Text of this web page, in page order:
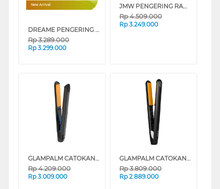
New Arrival
DREAME PENGERING RAMBUT HAIR DRYER POCKET UNI SERIES
Rp3.289.000
Rp 3.299.000
JMW PENGERING RAMBUT AIR COLLECTION HAIR DRYER MS8001
Rp4.509.000
Rp 3.249.000
GLAMPALM CATOKAN RAMBUT HAIR STRAIGHTENER 201 TOUCH GP201T
Rp4.209.000
Rp 3.009.000
GLAMPALM CATOKAN RAMBUT VIBRATE HAIR STRAIGHTENER GP225AL
Rp3.809.000
Rp 2.889.000